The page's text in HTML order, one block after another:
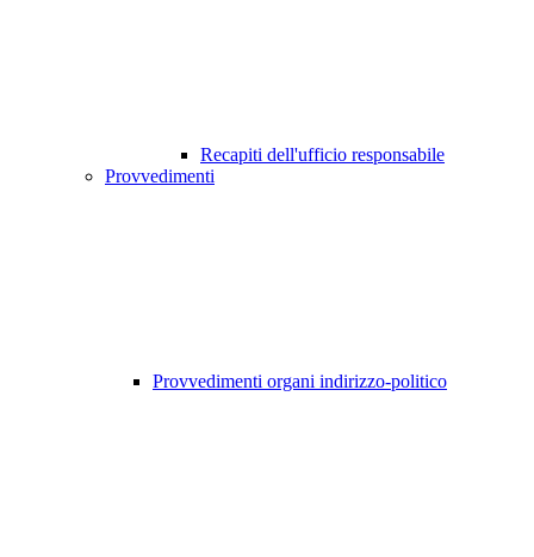
Recapiti dell'ufficio responsabile
Provvedimenti
Provvedimenti organi indirizzo-politico